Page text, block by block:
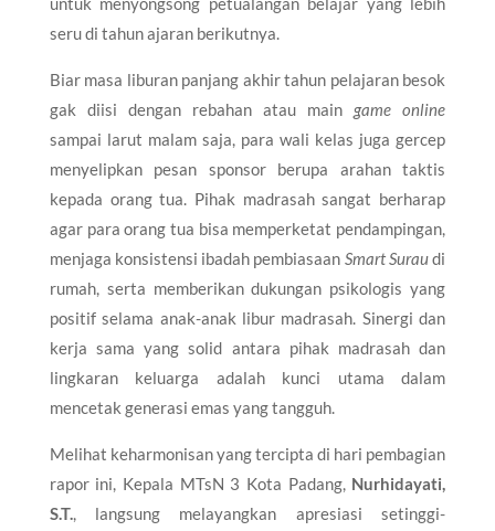
seru di tahun ajaran berikutnya.
​Biar masa liburan panjang akhir tahun pelajaran besok
gak diisi dengan rebahan atau maingame online
sampai larut malam saja, para wali kelas juga gercep
menyelipkan pesan sponsor berupa arahan taktis
kepada orang tua. Pihak madrasah sangat berharap
agar para orang tua bisa memperketat pendampingan,
menjaga konsistensi ibadah pembiasaan Smart Suraudi
rumah, serta memberikan dukungan psikologis yang
positif selama anak-anak libur madrasah. Sinergi dan
kerja sama yang solid antara pihak madrasah dan
lingkaran keluarga adalah kunci utama dalam
mencetak generasi emas yang tangguh.
​Melihat keharmonisan yang tercipta di hari pembagian
rapor ini, Kepala MTsN 3 Kota Padang, Nurhidayati,
S.T., langsung melayangkan apresiasi setinggi-